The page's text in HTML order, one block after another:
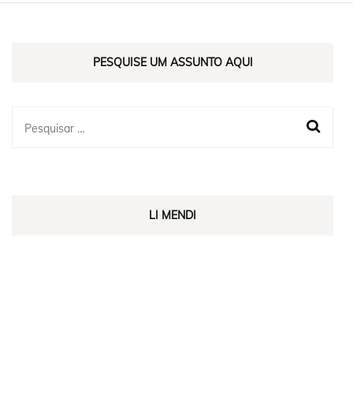
PESQUISE UM ASSUNTO AQUI
LI MENDI